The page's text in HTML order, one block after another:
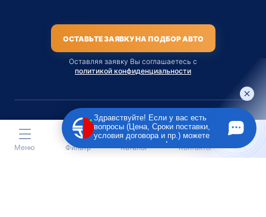
ОСТАВЬТЕ ЗАЯВКУ НА ПОДБОР АВТО
Оставляя заявку Вы соглашаетесь с
политикой конфиденциальности
Материалы данного сайта являются публичной офертой
только на услугу сопровождения Агентом приобретения
транспортного средства Клиентом.
Меню Фильтр Каталог Контакты
Здравствуйте! Если у вас есть
вопросы (Цена, Сроки поставки,
условия договора и пр.) можете
задать их мне в чат!